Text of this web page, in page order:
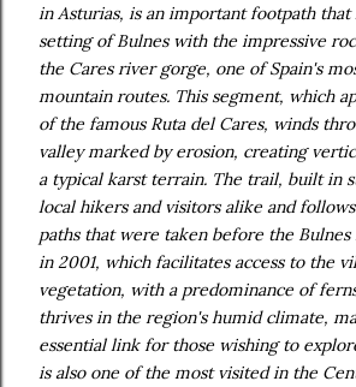
in Asturias, is an important footpath
setting of Bulnes with the impressive
the Cares river gorge, one of Spain's
mountain routes. This segment, which
of the famous Ruta del Cares, winds
valley marked by erosion, creating
a typical karst terrain. The trail, built in
local hikers and visitors alike and
paths that were taken before the
in 2001, which facilitates access to the
vegetation, with a predominance of
thrives in the region's humid climate,
essential link for those wishing to
is also one of the most visited in the